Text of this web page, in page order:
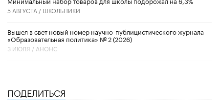
5 АВГУСТА / ШКОЛЬНИКИ
Вышел в свет новый номер научно-публицистического журнала
«Образовательная политика» № 2 (2026)
3 ИЮЛЯ / АНОНС
ПОДЕЛИТЬСЯ